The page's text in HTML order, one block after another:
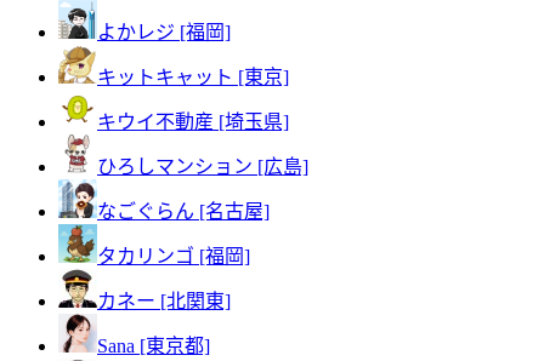
よかレジ [福岡]
キットキャット [東京]
キウイ不動産 [埼玉県]
ひろしマンション [広島]
なごぐらん [名古屋]
タカリンゴ [福岡]
カネー [北関東]
Sana [東京都]